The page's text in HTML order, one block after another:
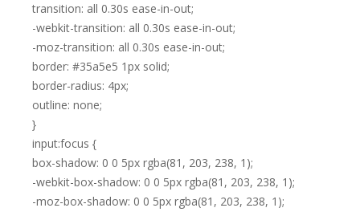
transition: all 0.30s ease-in-out;
-webkit-transition: all 0.30s ease-in-out;
-moz-transition: all 0.30s ease-in-out;
border: #35a5e5 1px solid;
border-radius: 4px;
outline: none;
}
input:focus {
box-shadow: 0 0 5px rgba(81, 203, 238, 1);
-webkit-box-shadow: 0 0 5px rgba(81, 203, 238, 1);
-moz-box-shadow: 0 0 5px rgba(81, 203, 238, 1);